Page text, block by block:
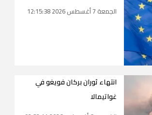
الجمعة 7 أغسطس 2026 12:15:38
انتهاء ثوران بركان فويغو في
غواتيمالا